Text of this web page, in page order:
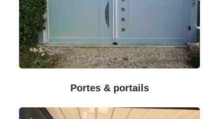
Portes & portails